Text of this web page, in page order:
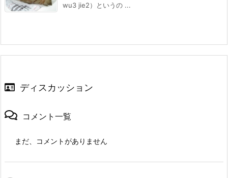
wu3 jie2）というの ...
ディスカッション
コメント一覧
まだ、コメントがありません